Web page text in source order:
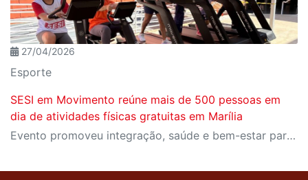
27/04/2026
Esporte
SESI em Movimento reúne mais de 500 pessoas em
dia de atividades físicas gratuitas em Marília
Evento promoveu integração, saúde e bem-estar para participantes de todas as idades